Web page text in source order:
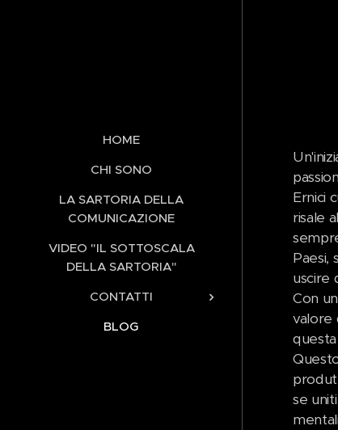
HOME
CHI SONO
LA SARTORIA DELLA
COMUNICAZIONE
VIDEO "IL SOTTOSCALA
DELLA SARTORIA"
CONTATTI
BLOG
Ernici
risale
Paesi,
uscire
Con
valore
se